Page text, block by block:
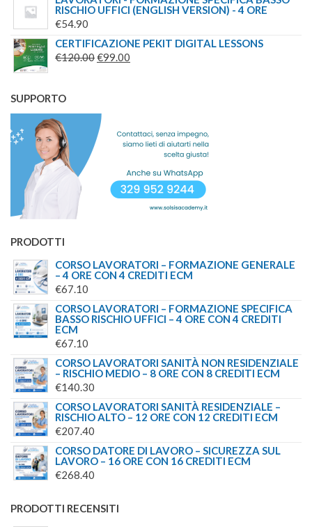
RISCHIO UFFICI (ENGLISH VERSION) - 4 ORE
€54.90
CERTIFICAZIONE PEKIT DIGITAL LESSONS
€120.00IL
€120.00.
€99.00
SUPPORTO
PRODOTTI
CORSO LAVORATORI – FORMAZIONE GENERALE
– 4 ORE CON 4 CREDITI ECM
€67.10
CORSO LAVORATORI – FORMAZIONE SPECIFICA
BASSO RISCHIO UFFICI – 4 ORE CON 4 CREDITI
ECM
€67.10
CORSO LAVORATORI SANITÀ NON RESIDENZIALE
– RISCHIO MEDIO – 8 ORE CON 8 CREDITI ECM
€140.30
CORSO LAVORATORI SANITÀ RESIDENZIALE –
RISCHIO ALTO – 12 ORE CON 12 CREDITI ECM
€207.40
CORSO DATORE DI LAVORO – SICUREZZA SUL
LAVORO – 16 ORE CON 16 CREDITI ECM
€268.40
PRODOTTI RECENSITI